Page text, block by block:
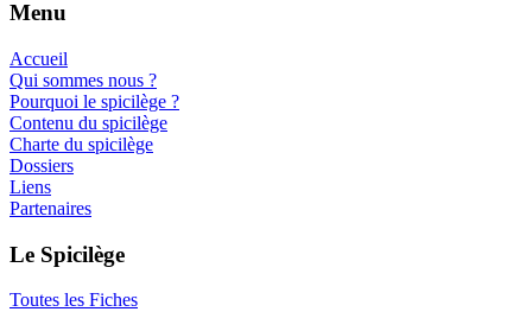
Menu
Accueil
Qui sommes nous ?
Pourquoi le spicilège ?
Contenu du spicilège
Charte du spicilège
Dossiers
Liens
Partenaires
Le Spicilège
Toutes les Fiches